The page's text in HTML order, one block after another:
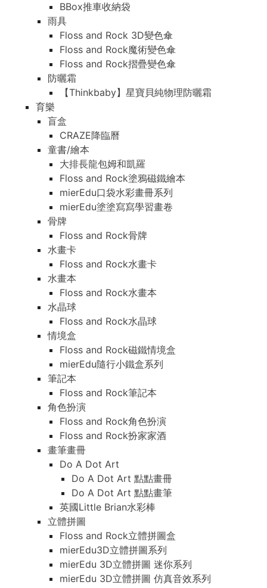
BBox推車收納袋
雨具
Floss and Rock 3D變色傘
Floss and Rock魔術變色傘
Floss and Rock摺疊變色傘
防曬霜
【Thinkbaby】星寶貝純物理防曬霜
育樂
盲盒
CRAZE降臨曆
童書/繪本
大排長龍包姆和凱羅
Floss and Rock塗鴉磁鐵繪本
mierEdu口袋水彩畫冊系列
mierEdu塗塗寫寫學習畫卷
骨牌
Floss and Rock骨牌
水畫卡
Floss and Rock水畫卡
水畫本
Floss and Rock水畫本
水晶球
Floss and Rock水晶球
情境盒
Floss and Rock磁鐵情境盒
mierEdu隨行小鐵盒系列
筆記本
Floss and Rock筆記本
角色扮演
Floss and Rock角色扮演
Floss and Rock扮家家酒
畫筆畫冊
Do A Dot Art
Do A Dot Art 點點畫冊
Do A Dot Art 點點畫筆
英國Little Brian水彩棒
立體拼圖
Floss and Rock立體拼圖盒
mierEdu3D立體拼圖系列
mierEdu 3D立體拼圖 迷你系列
mierEdu 3D立體拼圖 仿真音效系列